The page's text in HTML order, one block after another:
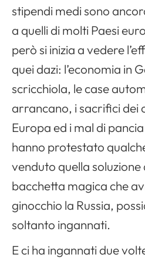
stipendi medi sono
a quelli di molti Paesi
però si inizia a vedere
quei dazi: l’economia in
scricchiola, le case
arrancano, i sacrifici dei
Europa ed i mal di
hanno protestato
venduto quella soluzione
bacchetta magica che
ginocchio la Russia,
soltanto ingannati.
E ci ha ingannati due